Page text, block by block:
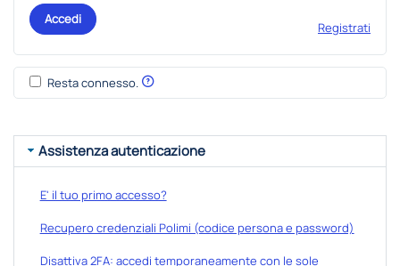
Accedi
Registrati
Resta connesso.
Assistenza autenticazione
E' il tuo primo accesso?
Recupero credenziali Polimi (codice persona e password)
Disattiva 2FA: accedi temporaneamente con le sole